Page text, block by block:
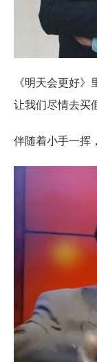
《明天会更好》
让我们尽情去买
伴随着小手一挥